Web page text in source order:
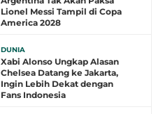
Lionel Messi Tampil di Copa
America 2028
DUNIA
Xabi Alonso Ungkap Alasan
Chelsea Datang ke Jakarta,
Ingin Lebih Dekat dengan
Fans Indonesia